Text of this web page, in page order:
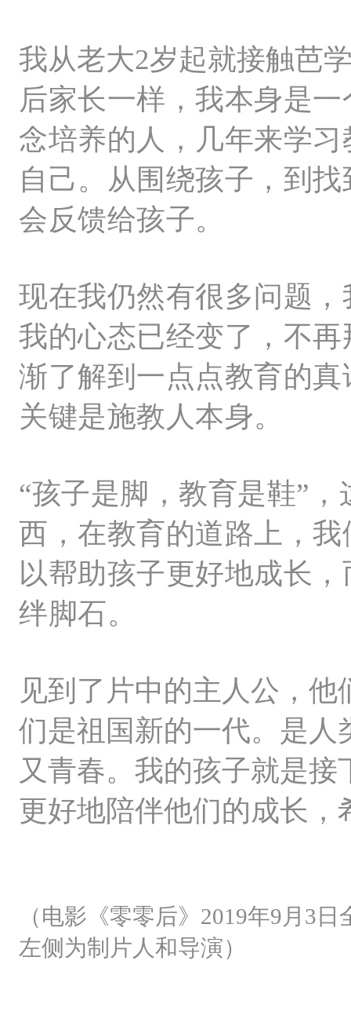
我从老大2岁起就接触芭
后家长一样，我本身是
念培养的人，几年来学
自己。从围绕孩子，到
会反馈给孩子。
现在我仍然有很多问题
我的心态已经变了，不
渐了解到一点点教育的
关键是施教人本身。
“孩子是脚，教育是鞋”
西，在教育的道路上，
以帮助孩子更好地成长
绊脚石。
见到了片中的主人公，
们是祖国新的一代。是
又青春。我的孩子就是
更好地陪伴他们的成长
（电影《零零后》2019年9月3
左侧为制片人和导演）